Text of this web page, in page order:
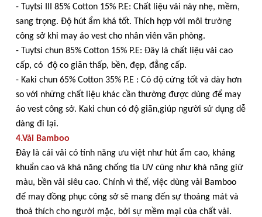
- Tuytsi III 85% Cotton 15% P.E: Chất liệu vải này nhẹ, mềm,
sang trọng. Độ hút ẩm khá tốt. Thích hợp với môi trường
công sở khi may áo vest cho nhân viên văn phòng.
- Tuytsi chun 85% Cotton 15% P.E: Đây là chất liệu vải cao
cấp, có độ co giãn thấp, bền, đẹp, đẳng cấp.
- Kaki chun 65% Cotton 35% P.E : Có độ cứng tốt và dày hơn
so với những chất liệu khác cần thường được dùng để may
áo vest công sở. Kaki chun có độ giãn,giúp người sử dụng dễ
dàng đi lại.
4.Vải Bamboo
Đây là cái vải có tính năng ưu việt như hút ẩm cao, kháng
khuẩn cao và khả năng chống tia UV cũng như khả năng giữ
màu, bền vải siêu cao. Chính vì thế, việc dùng vải Bamboo
để may đồng phục công sở sẽ mang đến sự thoáng mát và
thoả thích cho người mặc, bởi sự mềm mại của chất vải.